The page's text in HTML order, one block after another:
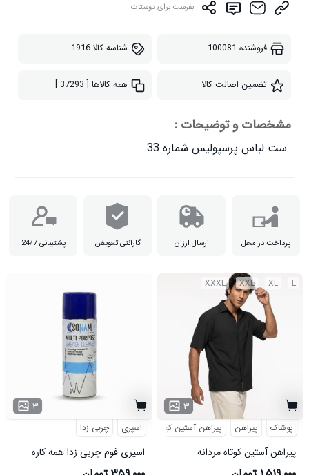
بفرست برای دوستات
فروشنده 100081 شناسه کالا1916
تضمین اصالت کالا همه کالاها [ 37293 ]
مشخصات و توضیحات :
ست لباس پرسپولیس شماره 33
پرداخت در محل ارسال ارزان گارانتی تعویض پشتیبانی 24/7
۳
اسپری چربی زدا
اسپری فوم چربی زدا همه کاره
مدل 50931
L
XL
XXL
XXXL
۳
پوشاک پیراهن پیراهن آستین کوتاه مراکشی
پیراهن آستین کوتاه مردانه
مراکشی ساده پنبه پلی استر مشکی